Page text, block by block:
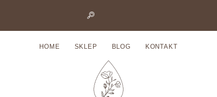
HOME SKLEP BLOG KONTAKT